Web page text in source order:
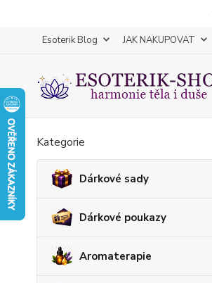
Esoterik Blog JAK NAKUPOVAT
Kategorie
Dárkové sady
Dárkové poukazy
Aromaterapie